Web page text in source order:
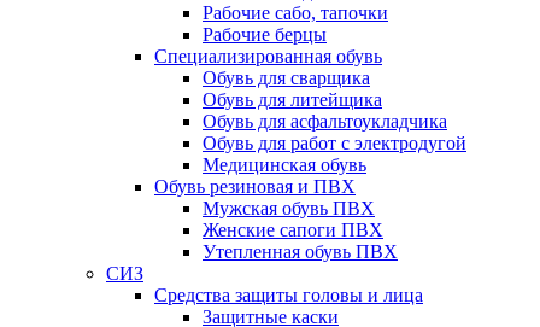
Рабочие сабо, тапочки
Рабочие берцы
Специализированная обувь
Обувь для сварщика
Обувь для литейщика
Обувь для асфальтоукладчика
Обувь для работ с электродугой
Медицинская обувь
Обувь резиновая и ПВХ
Мужская обувь ПВХ
Женские сапоги ПВХ
Утепленная обувь ПВХ
СИЗ
Средства защиты головы и лица
Защитные каски